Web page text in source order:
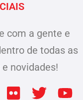
com a gente e
de todas as
novidades!
F T Y